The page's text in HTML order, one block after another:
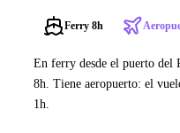
Ferry 8h
En ferry desde el puerto del
8h. Tiene aeropuerto: el
1h.